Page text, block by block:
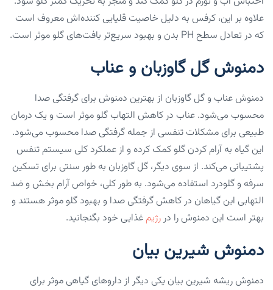
علاوه بر این، کرفس به دلیل خاصیت قلیایی کننده‌اش معروف است
که در تعادل سطح PH بدن و بهبود سریع‌تر بافت‌های گلو موثر است.
دمنوش گل گاوزبان و عناب
‌دمنوش عناب و گل گاوزبان از بهترین دمنوش برای گرفتگی صدا
محسوب می‌شود. عناب در کاهش التهاب گلو موثر است و یک درمان
طبیعی برای مشکلات تنفسی از جمله گرفتگی صدا محسوب می‌شود.
این گیاه به آرام کردن گلو کمک‌ کرده و از عملکرد کلی سیستم تنفس
پشتیبانی‌ می‌کند. از سوی دیگر، گل گاوزبان به طور سنتی برای تسکین
سرفه و گلودرد استفاده می‌شود. به طور کلی، خواص آرام بخش و ضد
التهابی این گیاهان در کاهش گرفتگی صدا و بهبود گلو موثر هستند و
بهتر است این دمنوش را در رژیم غذایی خود بگنجانید.
دمنوش شیرین بیان
‌دمنوش ریشه شیرین بیان یکی دیگر از داروهای گیاهی موثر برای